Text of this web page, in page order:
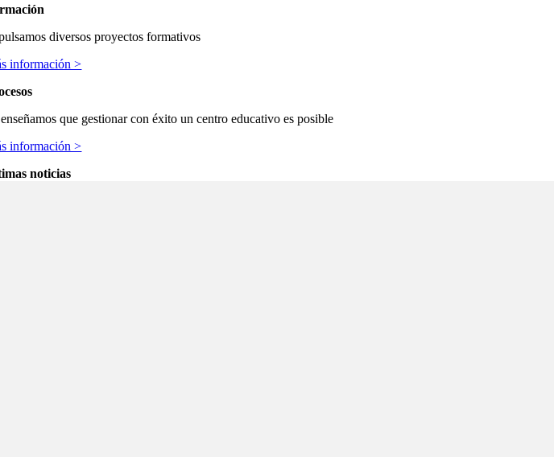
diversos proyectos formativos
información >
que gestionar con éxito un centro educativo es posible
información >
noticias